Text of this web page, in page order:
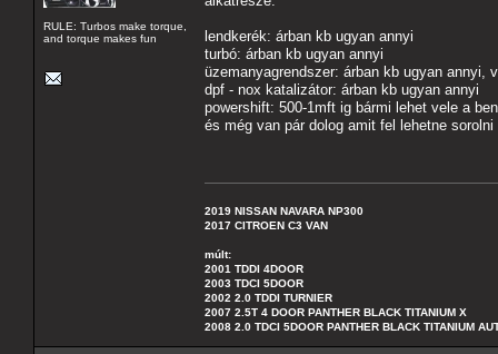
RULE: Turbos make torque,
and torque makes fun
lendkerék: árban kb ugyan annyi
turbó: árban kb ugyan annyi
üzemanyagrendszer: árban kb ugyan annyi,
dpf - nox katalizátor: árban kb ugyan annyi
powershift: 500-1mft ig bármi lehet vele a
és még van pár dolog amit fel lehetne sorolni
2019 NISSAN NAVARA NP300
2017 CITROEN C3 VAN
múlt:
2001 TDDI 4DOOR
2003 TDCI 5DOOR
2002 2.0 TDDI TURNIER
2007 2.5T 4 DOOR PANTHER BLACK TITANIUM X
2008 2.0 TDCI 5DOOR PANTHER BLACK TITANIUM